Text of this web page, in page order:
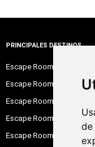
de
PRINCIPALES DESTINOS
Escape Room Barcelona
Escape Room Madrid
Escape Room Alicante
Escape Room Sevilla
Escape Room Valencia